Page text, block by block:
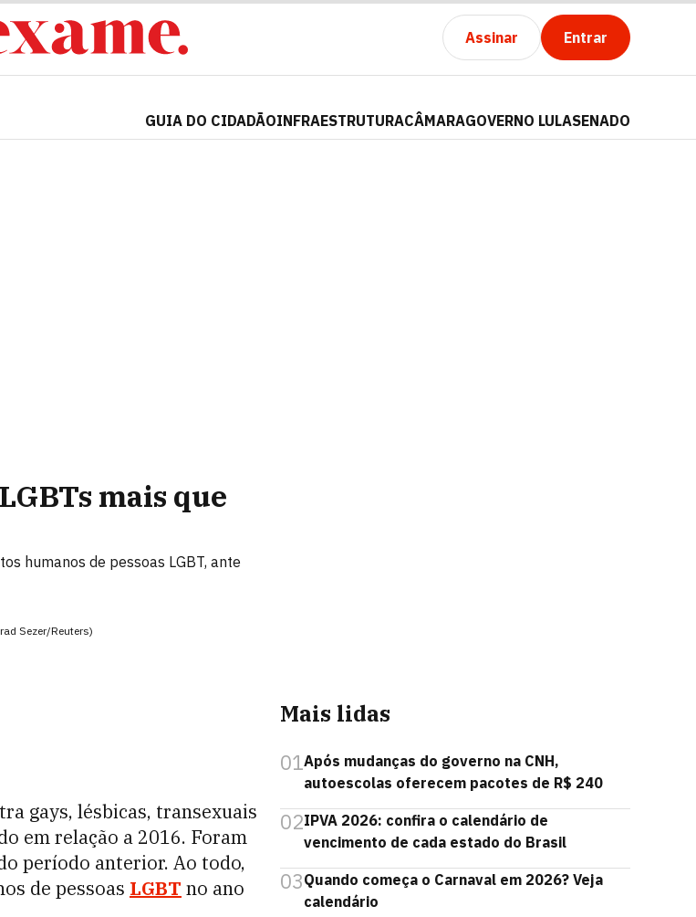
Assinar Entrar
GUIA DO CIDADÃOINFRAESTRUTURACÂMARAGOVERNO LULASENADO
mais que
humanos de pessoas LGBT, ante
Sezer/Reuters)
gays, lésbicas, transexuais
em relação a 2016. Foram
período anterior. Ao todo,
de pessoas LGBT no ano
Mais lidas
01Após mudanças do governo na CNH,
autoescolas oferecem pacotes de R$ 240
02IPVA 2026: confira o calendário de
vencimento de cada estado do Brasil
03Quando começa o Carnaval em 2026? Veja
calendário